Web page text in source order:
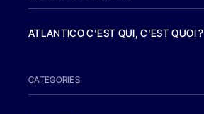
ATLANTICO C'EST QUI, C'EST QUOI ?
CATEGORIES